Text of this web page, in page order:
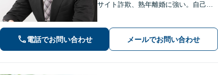
サイト詐欺、熟年離婚に強い。自己破
詐欺、刑事事件（博多警察署まで徒歩5
分）や相続にも対応。
電話でお問い合わせ メールでお問い合わせ